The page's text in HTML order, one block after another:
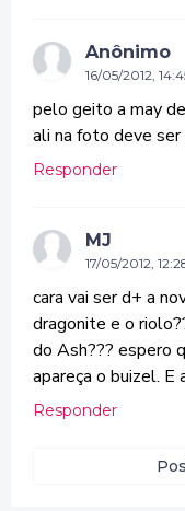
Anônimo
16/05/2012,
pelo geito a may
ali na foto deve ser
Responder
MJ
17/05/2012,
cara vai ser d+ a
dragonite e o
do Ash??? espero
apareça o buizel. E
Responder